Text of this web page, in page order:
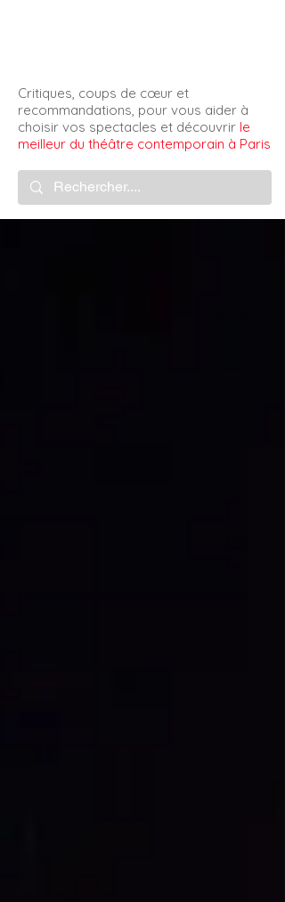
Critiques, coups de cœur et
recommandations, pour vous aider à
choisir vos spectacles et découvrir le
meilleur du théâtre contemporain à Paris